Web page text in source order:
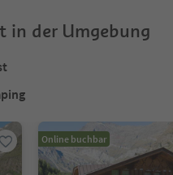
in der Umgebung
Online buchbar